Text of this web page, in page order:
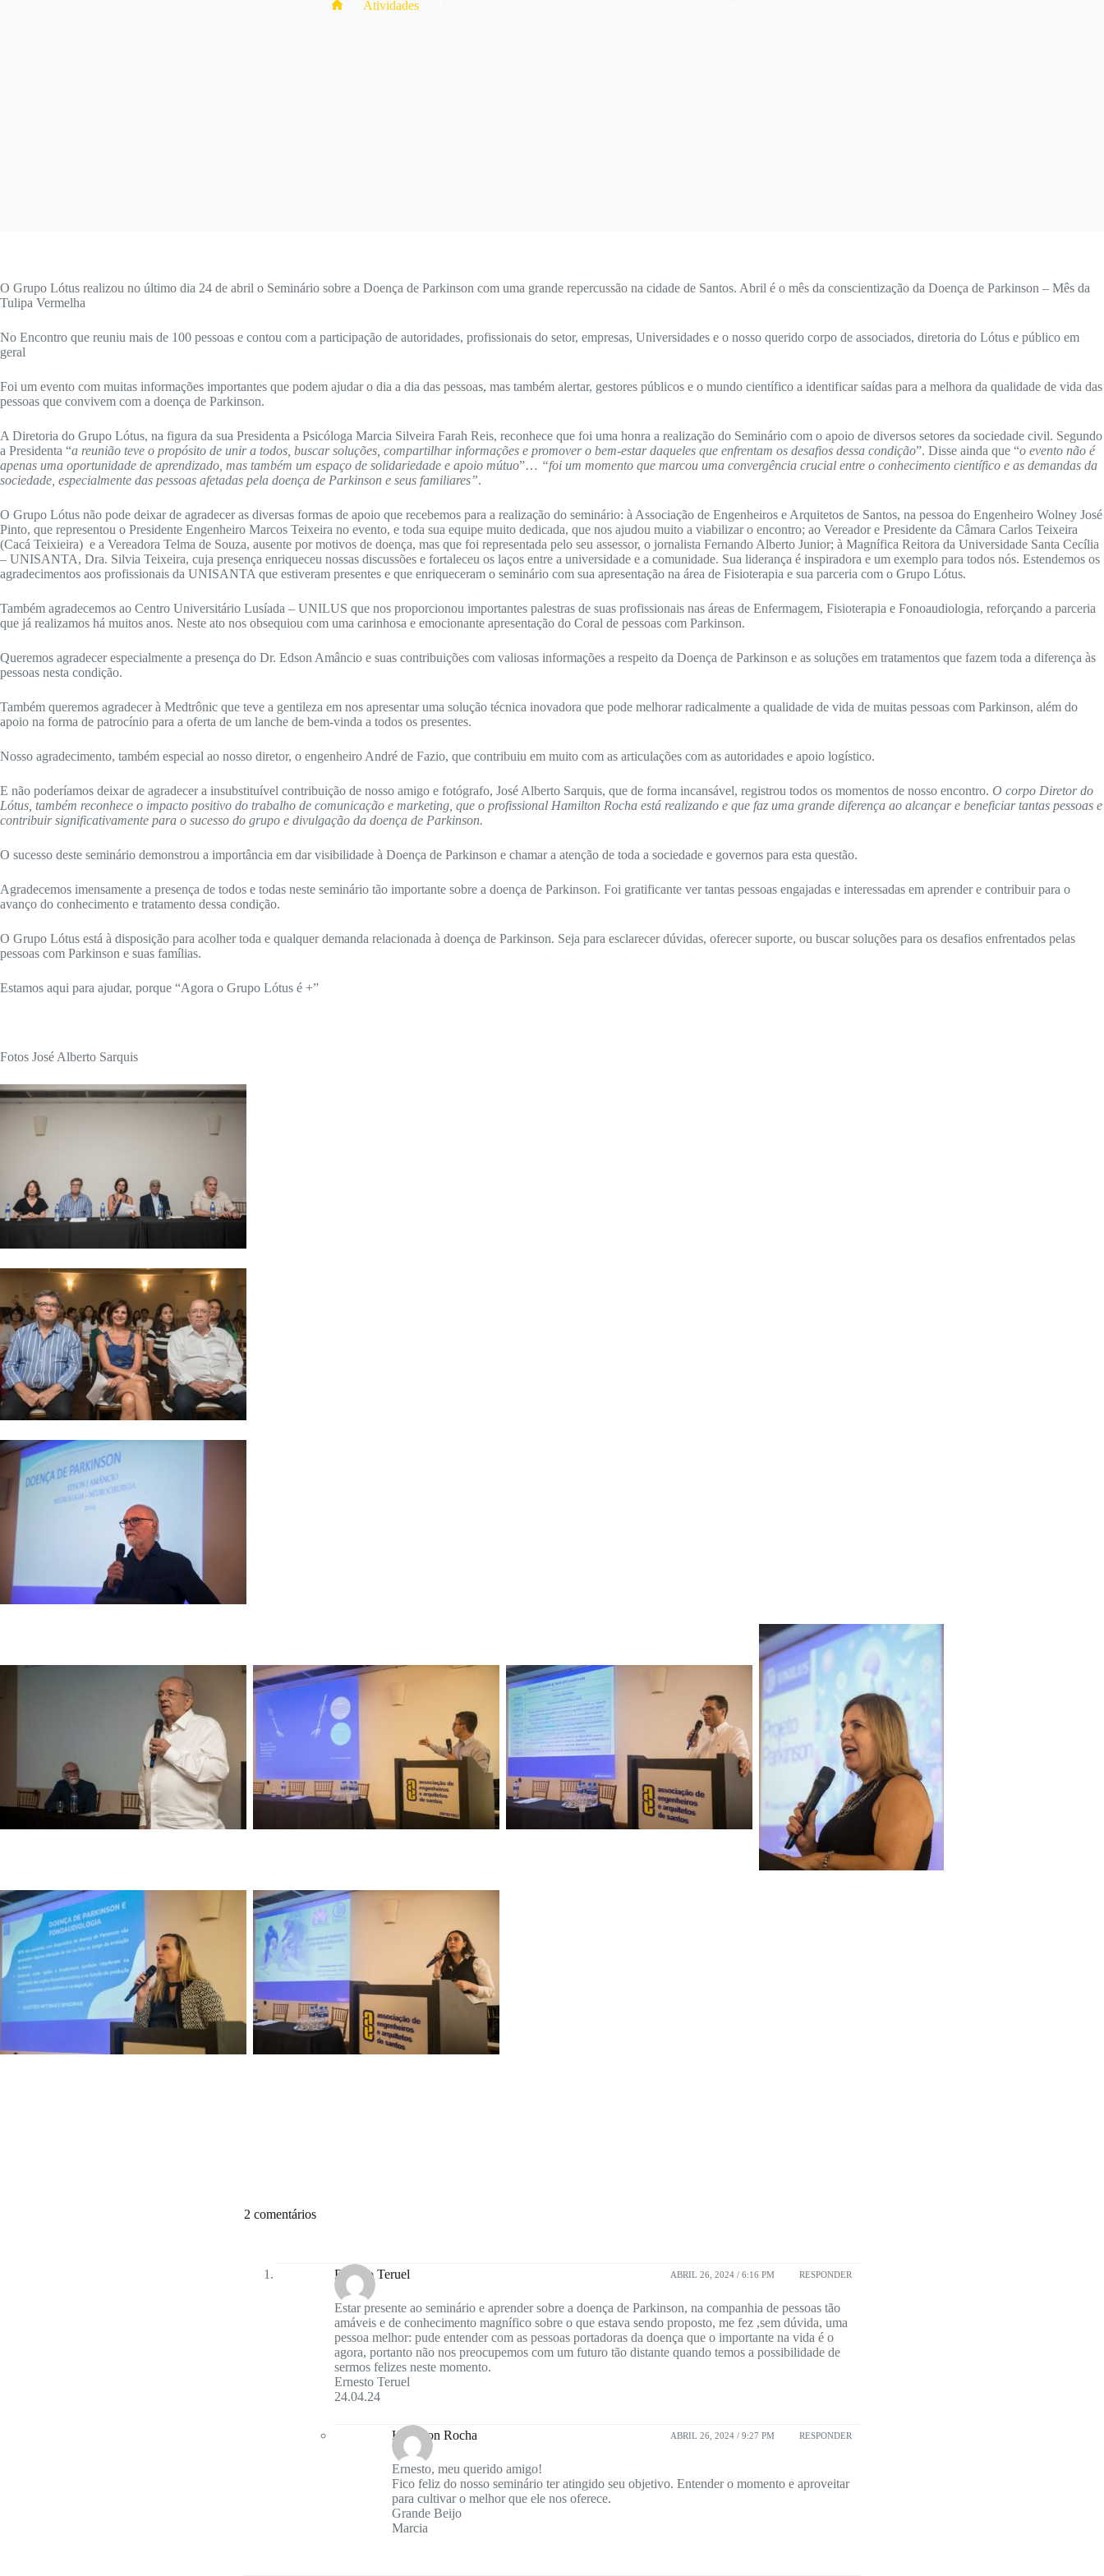
HomeAtividades
O Grupo Lótus realizou no último dia 24 de abril o Seminário sobre a Doença de Parkinson com uma grande repercussão na cidade de Santos. Abril é o mês da conscientização da Doença de Parkinson – Mês da
Tulipa Vermelha
No Encontro que reuniu mais de 100 pessoas e contou com a participação de autoridades, profissionais do setor, empresas, Universidades e o nosso querido corpo de associados, diretoria do Lótus e público em
geral
Foi um evento com muitas informações importantes que podem ajudar o dia a dia das pessoas, mas também alertar, gestores públicos e o mundo científico a identificar saídas para a melhora da qualidade de vida das
pessoas que convivem com a doença de Parkinson.
A Diretoria do Grupo Lótus, na figura da sua Presidenta a Psicóloga Marcia Silveira Farah Reis, reconhece que foi uma honra a realização do Seminário com o apoio de diversos setores da sociedade civil. Segundo
a Presidenta “a reunião teve o propósito de unir a todos, buscar soluções, compartilhar informações e promover o bem-estar daqueles que enfrentam os desafios dessa condição”. Disse ainda que “o evento não é
apenas uma oportunidade de aprendizado, mas também um espaço de solidariedade e apoio mútuo”… “foi um momento que marcou uma convergência crucial entre o conhecimento científico e as demandas da
sociedade, especialmente das pessoas afetadas pela doença de Parkinson e seus familiares”.
O Grupo Lótus não pode deixar de agradecer as diversas formas de apoio que recebemos para a realização do seminário: à Associação de Engenheiros e Arquitetos de Santos, na pessoa do Engenheiro Wolney José
Pinto, que representou o Presidente Engenheiro Marcos Teixeira no evento, e toda sua equipe muito dedicada, que nos ajudou muito a viabilizar o encontro; ao Vereador e Presidente da Câmara Carlos Teixeira
(Cacá Teixieira) e a Vereadora Telma de Souza, ausente por motivos de doença, mas que foi representada pelo seu assessor, o jornalista Fernando Alberto Junior; à Magnífica Reitora da Universidade Santa Cecília
– UNISANTA, Dra. Silvia Teixeira, cuja presença enriqueceu nossas discussões e fortaleceu os laços entre a universidade e a comunidade. Sua liderança é inspiradora e um exemplo para todos nós. Estendemos os
agradecimentos aos profissionais da UNISANTA que estiveram presentes e que enriqueceram o seminário com sua apresentação na área de Fisioterapia e sua parceria com o Grupo Lótus.
Também agradecemos ao Centro Universitário Lusíada – UNILUS que nos proporcionou importantes palestras de suas profissionais nas áreas de Enfermagem, Fisioterapia e Fonoaudiologia, reforçando a parceria
que já realizamos há muitos anos. Neste ato nos obsequiou com uma carinhosa e emocionante apresentação do Coral de pessoas com Parkinson.
Queremos agradecer especialmente a presença do Dr. Edson Amâncio e suas contribuições com valiosas informações a respeito da Doença de Parkinson e as soluções em tratamentos que fazem toda a diferença às
pessoas nesta condição.
Também queremos agradecer à Medtrônic que teve a gentileza em nos apresentar uma solução técnica inovadora que pode melhorar radicalmente a qualidade de vida de muitas pessoas com Parkinson, além do
apoio na forma de patrocínio para a oferta de um lanche de bem-vinda a todos os presentes.
Nosso agradecimento, também especial ao nosso diretor, o engenheiro André de Fazio, que contribuiu em muito com as articulações com as autoridades e apoio logístico.
E não poderíamos deixar de agradecer a insubstituível contribuição de nosso amigo e fotógrafo, José Alberto Sarquis, que de forma incansável, registrou todos os momentos de nosso encontro. O corpo Diretor do
Lótus, também reconhece o impacto positivo do trabalho de comunicação e marketing, que o profissional Hamilton Rocha está realizando e que faz uma grande diferença ao alcançar e beneficiar tantas pessoas e
contribuir significativamente para o sucesso do grupo e divulgação da doença de Parkinson.
O sucesso deste seminário demonstrou a importância em dar visibilidade à Doença de Parkinson e chamar a atenção de toda a sociedade e governos para esta questão.
Agradecemos imensamente a presença de todos e todas neste seminário tão importante sobre a doença de Parkinson. Foi gratificante ver tantas pessoas engajadas e interessadas em aprender e contribuir para o
avanço do conhecimento e tratamento dessa condição.
O Grupo Lótus está à disposição para acolher toda e qualquer demanda relacionada à doença de Parkinson. Seja para esclarecer dúvidas, oferecer suporte, ou buscar soluções para os desafios enfrentados pelas
pessoas com Parkinson e suas famílias.
Estamos aqui para ajudar, porque “Agora o Grupo Lótus é +”
Fotos José Alberto Sarquis
2 comentários
Ernesto Teruel ABRIL 26, 2024 / 6:16 PM RESPONDER
Estar presente ao seminário e aprender sobre a doença de Parkinson, na companhia de pessoas tão
amáveis e de conhecimento magnífico sobre o que estava sendo proposto, me fez ,sem dúvida, uma
pessoa melhor: pude entender com as pessoas portadoras da doença que o importante na vida é o
agora, portanto não nos preocupemos com um futuro tão distante quando temos a possibilidade de
sermos felizes neste momento.
Ernesto Teruel
24.04.24
Hamilton Rocha ABRIL 26, 2024 / 9:27 PM RESPONDER
Ernesto, meu querido amigo!
Fico feliz do nosso seminário ter atingido seu objetivo. Entender o momento e aproveitar
para cultivar o melhor que ele nos oferece.
Grande Beijo
Marcia